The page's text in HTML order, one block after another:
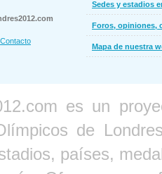
Contacto
Sedes y estadios
Foros, opiniones,
Mapa de nuestra
es un
de
países,